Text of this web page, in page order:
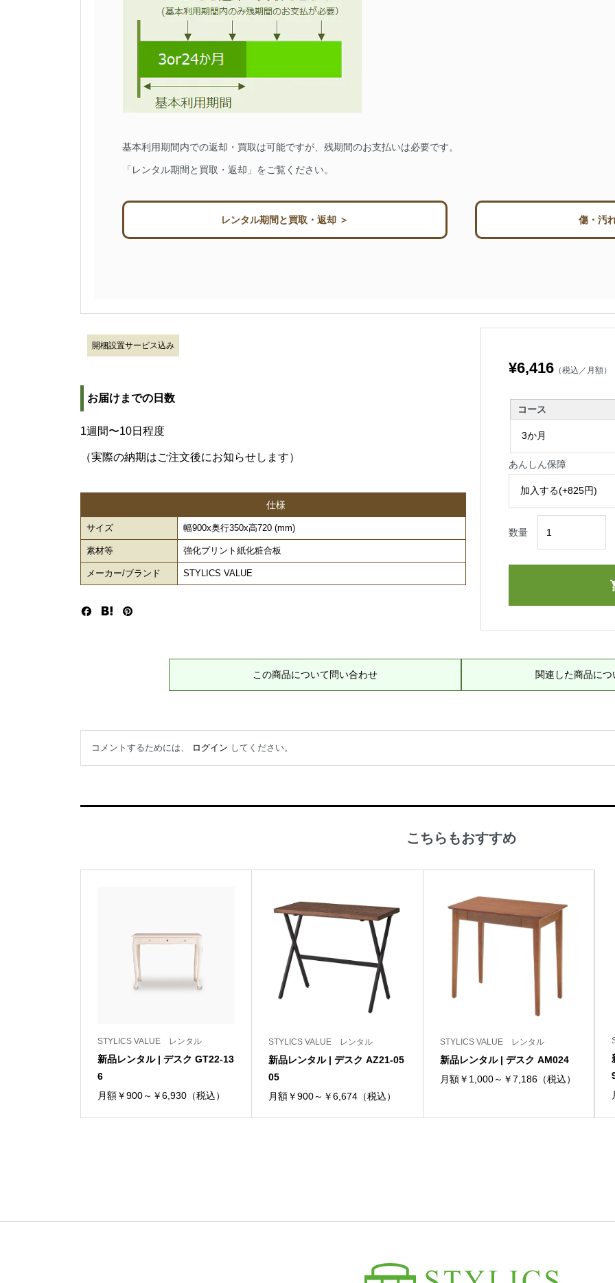
基本利用期間内での返却・買取は可能ですが、残期間のお支払いは必要です。
「レンタル期間と買取・返却」をご覧ください。
レンタル期間と買取・返却 ＞ 傷・汚
開梱設置サービス込み
お届けまでの日数
1週間〜10日程度
（実際の納期はご注文後にお知らせします）
仕様
サイズ 幅900x奥行350x高720 (mm)
素材等 強化プリント紙化粧合板
メーカー/ブランド STYLICS VALUE
¥6,416（税込／月額）
コース
あんしん保障
数量
この商品について問い合わせ 関連した商品に
コメントするためには、 ログイン してください。
こちらもおすすめ
STYLICS VALUE レンタル
新品レンタル | デスク GT22-13
6
月額￥900～￥6,930（税込）
STYLICS VALUE レンタル
新品レンタル | デスク AZ21-05
05
月額￥900～￥6,674（税込）
STYLICS VALUE レンタル
新品レンタル | デスク AM024
月額￥1,000～￥7,186（税込）